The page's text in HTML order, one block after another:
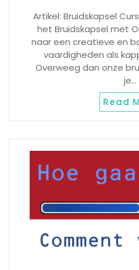
Artikel: Bruidskapsel
het Bruidskapsel met
naar een creatieve en
vaardigheden als
Overweeg dan onze
je…
Read